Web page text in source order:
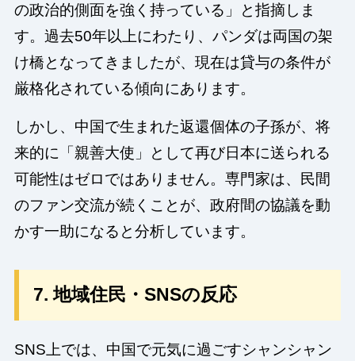
の政治的側面を強く持っている」と指摘しま
す。過去50年以上にわたり、パンダは両国の架
け橋となってきましたが、現在は貸与の条件が
厳格化されている傾向にあります。
しかし、中国で生まれた返還個体の子孫が、将
来的に「親善大使」として再び日本に送られる
可能性はゼロではありません。専門家は、民間
のファン交流が続くことが、政府間の協議を動
かす一助になると分析しています。
7. 地域住民・SNSの反応
SNS上では、中国で元気に過ごすシャンシャン